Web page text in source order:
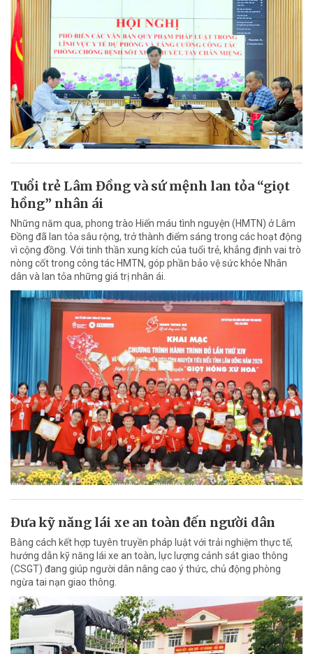
Tuổi trẻ Lâm Đồng và sứ mệnh lan tỏa “giọt
hồng” nhân ái
Những năm qua, phong trào Hiến máu tình nguyện (HMTN) ở Lâm
Đồng đã lan tỏa sâu rộng, trở thành điểm sáng trong các hoạt động
vì cộng đồng. Với tinh thần xung kích của tuổi trẻ, khẳng định vai trò
nòng cốt trong công tác HMTN, góp phần bảo vệ sức khỏe Nhân
dân và lan tỏa những giá trị nhân ái.
Đưa kỹ năng lái xe an toàn đến người dân
Bằng cách kết hợp tuyên truyền pháp luật với trải nghiệm thực tế,
hướng dẫn kỹ năng lái xe an toàn, lực lượng cảnh sát giao thông
(CSGT) đang giúp người dân nâng cao ý thức, chủ động phòng
ngừa tai nạn giao thông.